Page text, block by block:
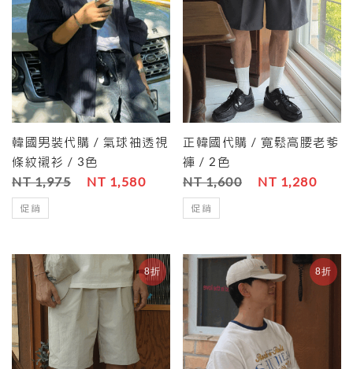
韓國男裝代購 / 氣球袖透視
條紋襯衫 / 3色
NT 1,975 NT 1,580
促銷
正韓國代購 / 寬鬆高腰老爹
褲 / 2色
NT 1,600 NT 1,280
促銷
8折 8折